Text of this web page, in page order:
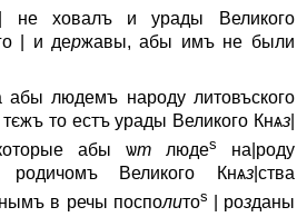
не ховалъ и yрады Великого
| и державы, абы имъ не были
людемъ народy литовъского
то естъ yрады Великого Кнѧз|
абы ѡтлюдеs
на|родy
Великого Кнѧз|ства
в речы посполитоs | розданы